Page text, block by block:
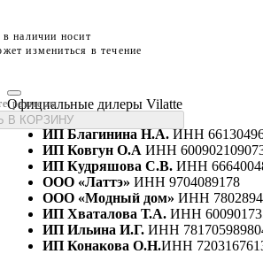
наличии носит
измениться в течение
размеры
В КОРЗИНУ
Официальные дилеры Vilatte
ИП Благинина Н.А.ИНН
ИП Ковгун О.А ИНН
ИП Кудряшова С.В. ИНН
ООО «Латтэ» ИНН 9704089178
ООО «Модный дом» ИНН
ИП Хваталова Т.А. ИНН
ИП Ильина И.Г. ИНН
ИП Конакова О.Н.ИНН